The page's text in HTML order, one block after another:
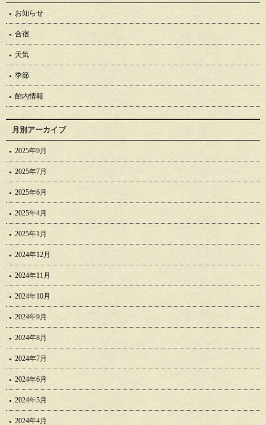
お知らせ
合宿
天気
季節
館内情報
月別アーカイブ
2025年9月
2025年7月
2025年6月
2025年4月
2025年1月
2024年12月
2024年11月
2024年10月
2024年9月
2024年8月
2024年7月
2024年6月
2024年5月
2024年4月